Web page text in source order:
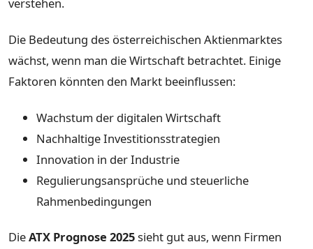
verstehen.
Die Bedeutung des österreichischen Aktienmarktes
wächst, wenn man die Wirtschaft betrachtet. Einige
Faktoren könnten den Markt beeinflussen:
Wachstum der digitalen Wirtschaft
Nachhaltige Investitionsstrategien
Innovation in der Industrie
Regulierungsansprüche und steuerliche
Rahmenbedingungen
DieATX Prognose 2025sieht gut aus, wenn Firmen